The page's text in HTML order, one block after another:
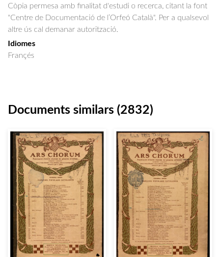
Còpia permesa amb finalitat d'estudi o recerca, citant la font
"Centre de Documentació de l’Orfeó Català". Per a qualsevol
altre ús cal demanar autorització.
Idiomes
Françés
Documents similars (2832)